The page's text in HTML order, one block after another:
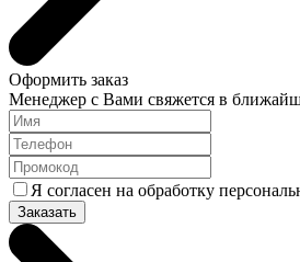
Оформить заказ
Менеджер с Вами свяжется в
Я согласен на обработку
Заказать